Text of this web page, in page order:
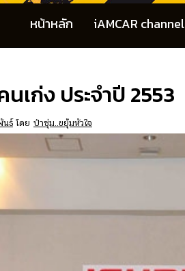
หน้าหลัก iAMCAR channel
ก่ง ประจำปี 2553
นธ์โดย ป๋าซุ่ม..ขยุ้มหัวใจ